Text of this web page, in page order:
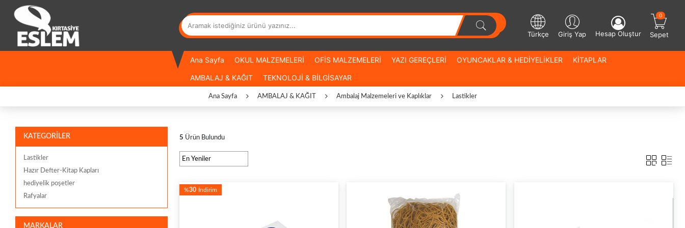
Sepet
0
Türkçe Giriş Yap Hesap Oluştur
Ana Sayfa OKUL MALZEMELERİ OFİS MALZEMELERİ YAZI GEREÇLERİ OYUNCAKLAR & HEDİYELİKLER KİTAPLAR
AMBALAJ & KAĞIT TEKNOLOJİ & BİLGİSAYAR
Ana Sayfa AMBALAJ & KAĞIT Ambalaj Malzemeleri ve Kaplıklar Lastikler
KATEGORİLER
Lastikler
Hazır Defter-Kitap Kapları
hediyelik poşetler
Rafyalar
MARKALAR
5 Ürün Bulundu
%30 İndirim